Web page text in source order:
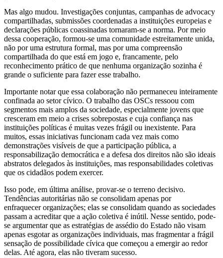
Mas algo mudou. Investigações conjuntas, campanhas de advocacy
compartilhadas, submissões coordenadas a instituições europeias e
declarações públicas coassinadas tornaram-se a norma. Por meio
dessa cooperação, formou-se uma comunidade estreitamente unida,
não por uma estrutura formal, mas por uma compreensão
compartilhada do que está em jogo e, francamente, pelo
reconhecimento prático de que nenhuma organização sozinha é
grande o suficiente para fazer esse trabalho.
Importante notar que essa colaboração não permaneceu inteiramente
confinada ao setor cívico. O trabalho das OSCs ressoou com
segmentos mais amplos da sociedade, especialmente jovens que
cresceram em meio a crises sobrepostas e cuja confiança nas
instituições políticas é muitas vezes frágil ou inexistente. Para
muitos, essas iniciativas funcionam cada vez mais como
demonstrações visíveis de que a participação pública, a
responsabilização democrática e a defesa dos direitos não são ideais
abstratos delegados às instituições, mas responsabilidades coletivas
que os cidadãos podem exercer.
Isso pode, em última análise, provar-se o terreno decisivo.
Tendências autoritárias não se consolidam apenas por
enfraquecer organizações; elas se consolidam quando as sociedades
passam a acreditar que a ação coletiva é inútil. Nesse sentido, pode-
se argumentar que as estratégias de assédio do Estado não visam
apenas esgotar as organizações individuais, mas fragmentar a frágil
sensação de possibilidade cívica que começou a emergir ao redor
delas. Até agora, elas não tiveram sucesso.